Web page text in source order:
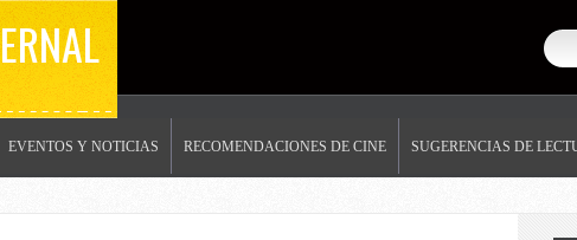
EVENTOS Y NOTICIAS RECOMENDACIONES DE CINE SUGERENCIAS DE